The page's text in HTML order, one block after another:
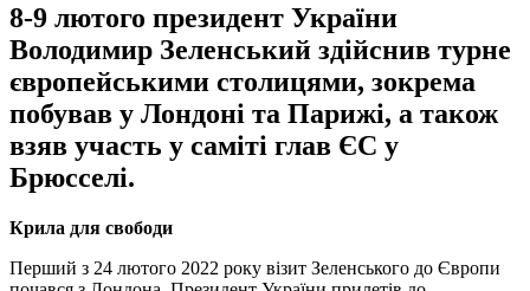
8-9 лютого президент України
Володимир Зеленський здійснив турне
європейськими столицями, зокрема
побував у Лондоні та Парижі, а також
взяв участь у саміті глав ЄС у
Брюсселі.
Крила для свободи
Перший з 24 лютого 2022 року візит Зеленського до Європи